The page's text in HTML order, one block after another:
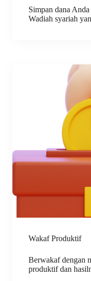
Simpan dana
Wadiah syariah
Wakaf Produktif
Berwakaf dengan
produktif dan